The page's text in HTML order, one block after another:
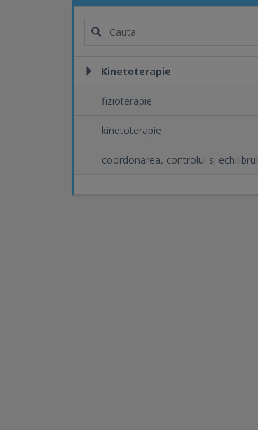
Kinetoterapie
fizioterapie
kinetoterapie
coordonarea, controlul si echilibrul